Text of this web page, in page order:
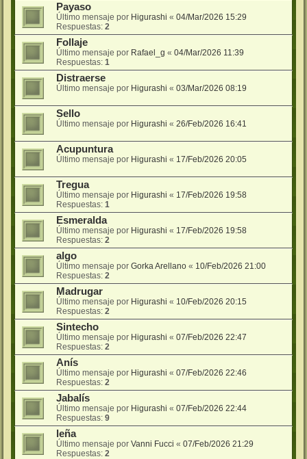
Payaso
Último mensaje por Higurashi « 04/Mar/2026 15:29
Respuestas: 2
Follaje
Último mensaje por Rafael_g « 04/Mar/2026 11:39
Respuestas: 1
Distraerse
Último mensaje por Higurashi « 03/Mar/2026 08:19
Sello
Último mensaje por Higurashi « 26/Feb/2026 16:41
Acupuntura
Último mensaje por Higurashi « 17/Feb/2026 20:05
Tregua
Último mensaje por Higurashi « 17/Feb/2026 19:58
Respuestas: 1
Esmeralda
Último mensaje por Higurashi « 17/Feb/2026 19:58
Respuestas: 2
algo
Último mensaje por Gorka Arellano « 10/Feb/2026 21:00
Respuestas: 2
Madrugar
Último mensaje por Higurashi « 10/Feb/2026 20:15
Respuestas: 2
Sintecho
Último mensaje por Higurashi « 07/Feb/2026 22:47
Respuestas: 2
Anís
Último mensaje por Higurashi « 07/Feb/2026 22:46
Respuestas: 2
Jabalís
Último mensaje por Higurashi « 07/Feb/2026 22:44
Respuestas: 9
leña
Último mensaje por Vanni Fucci « 07/Feb/2026 21:29
Respuestas: 2